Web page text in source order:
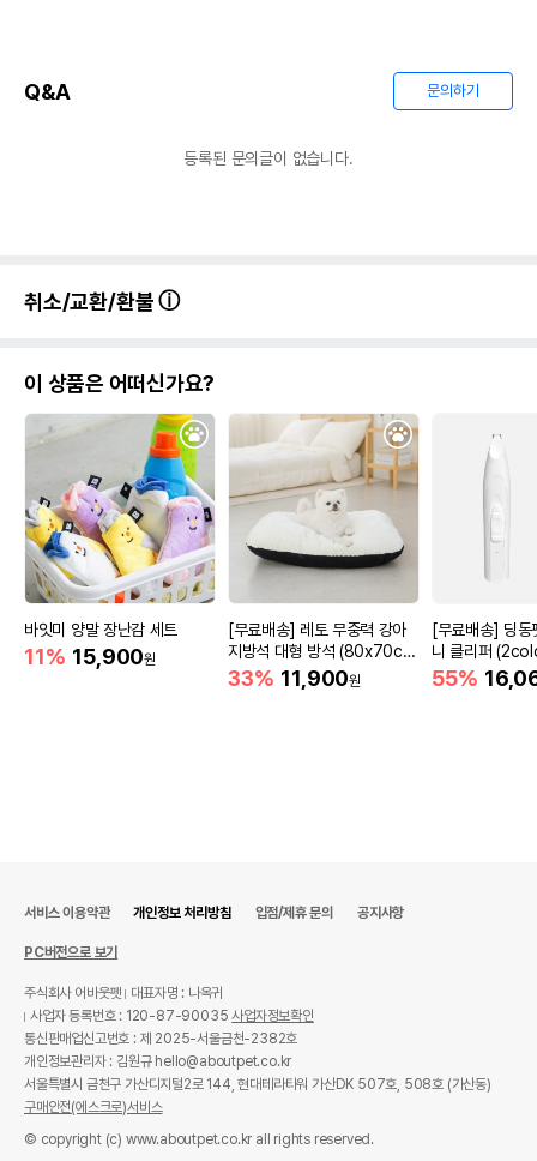
Q&A 문의하기
등록된 문의글이 없습니다.
취소/교환/환불
이 상품은 어떠신가요?
바잇미 양말 장난감 세트
11% 15,900원
[무료배송] 레토 무중력 강아
지방석 대형 방석 (80x70c
m)
33% 11,900원
[무료배송] 딩동
니 클리퍼
55%
서비스 이용약관 개인정보 처리방침 입점/제휴 문의 공지사항
PC버전으로 보기
주식회사 어바웃펫
대표자명 : 나옥귀
사업자 등록번호 : 120-87-90035사업자정보확인
통신판매업신고번호 : 제 2025-서울금천-2382호
개인정보관리자 : 김원규 hello@aboutpet.co.kr
서울특별시 금천구 가산디지털2로 144, 현대테라타워 가산DK 507호, 508호 (가산동)
구매안전(에스크로)서비스
© copyright (c) www.aboutpet.co.kr all rights reserved.